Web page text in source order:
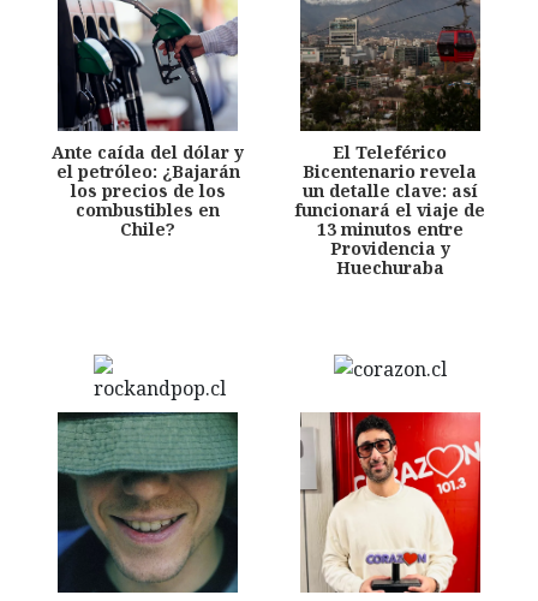
Ante caída del dólar y
el petróleo: ¿Bajarán
los precios de los
combustibles en
Chile?
El Teleférico
Bicentenario revela
un detalle clave: así
funcionará el viaje de
13 minutos entre
Providencia y
Huechuraba